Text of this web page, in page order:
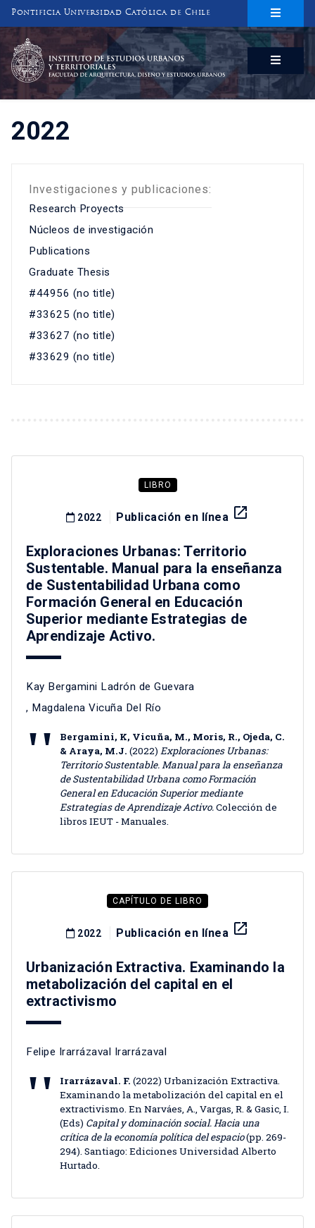
Pontificia Universidad Católica de Chile
INSTITUTO DE ESTUDIOS URBANOS
Y TERRITORIALES
2022
Investigaciones y publicaciones:
Research Proyects
Núcleos de investigación
Publications
Graduate Thesis
#44956 (no title)
#33625 (no title)
#33627 (no title)
#33629 (no title)
LIBRO
2022 Publicación en línea launch
Exploraciones Urbanas: Territorio
Sustentable. Manual para la enseñanza
de Sustentabilidad Urbana como
Formación General en Educación
Superior mediante Estrategias de
Aprendizaje Activo.
Kay Bergamini Ladrón de Guevara
, Magdalena Vicuña Del Río
Bergamini, K, Vicuña, M., Moris, R., Ojeda, C.
& Araya, M.J. (2022) Exploraciones Urbanas:
Territorio Sustentable. Manual para la enseñanza
de Sustentabilidad Urbana como Formación
General en Educación Superior mediante
Estrategias de Aprendizaje Activo.Colección de
libros IEUT - Manuales.
CAPÍTULO DE LIBRO
2022 Publicación en línea launch
Urbanización Extractiva. Examinando la
metabolización del capital en el
extractivismo
Felipe Irarrázaval Irarrázaval
Irarrázaval. F. (2022) Urbanización Extractiva.
Examinando la metabolización del capital en el
extractivismo. En Narváes, A., Vargas, R. & Gasic, I.
(Eds) Capital y dominación social. Hacia una
crítica de la economía política del espacio(pp. 269-
294). Santiago: Ediciones Universidad Alberto
Hurtado.